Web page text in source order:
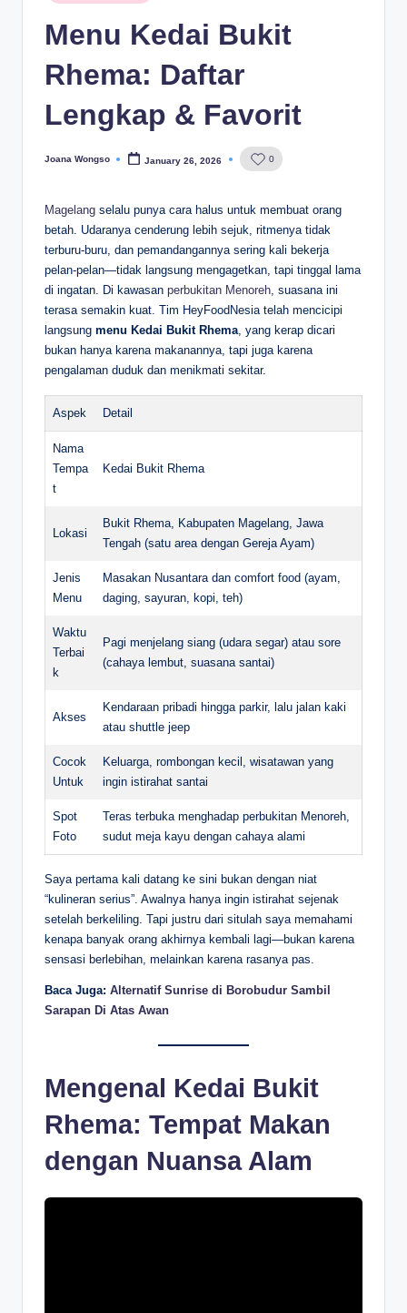
Menu Kedai Bukit
Rhema: Daftar
Lengkap & Favorit
Posted
Joana Wongso January 26, 2026 0
Magelang selalu punya cara halus untuk membuat orang
betah. Udaranya cenderung lebih sejuk, ritmenya tidak
terburu-buru, dan pemandangannya sering kali bekerja
pelan-pelan—tidak langsung mengagetkan, tapi tinggal lama
di ingatan. Di kawasan perbukitan Menoreh, suasana ini
terasa semakin kuat. Tim HeyFoodNesia telah mencicipi
langsung menu Kedai Bukit Rhema, yang kerap dicari
bukan hanya karena makanannya, tapi juga karena
pengalaman duduk dan menikmati sekitar.
Aspek Detail
Nama
Tempa
t
Kedai Bukit Rhema
Lokasi
Bukit Rhema, Kabupaten Magelang, Jawa
Tengah (satu area dengan Gereja Ayam)
Jenis
Menu
Masakan Nusantara dan comfort food (ayam,
daging, sayuran, kopi, teh)
Waktu
Terbai
k
Pagi menjelang siang (udara segar) atau sore
(cahaya lembut, suasana santai)
Akses
Kendaraan pribadi hingga parkir, lalu jalan kaki
atau shuttle jeep
Cocok
Untuk
Keluarga, rombongan kecil, wisatawan yang
ingin istirahat santai
Spot
Foto
Teras terbuka menghadap perbukitan Menoreh,
sudut meja kayu dengan cahaya alami
Saya pertama kali datang ke sini bukan dengan niat
“kulineran serius”. Awalnya hanya ingin istirahat sejenak
setelah berkeliling. Tapi justru dari situlah saya memahami
kenapa banyak orang akhirnya kembali lagi—bukan karena
sensasi berlebihan, melainkan karena rasanya pas.
Baca Juga: Alternatif Sunrise di Borobudur Sambil
Sarapan Di Atas Awan
Mengenal Kedai Bukit
Rhema: Tempat Makan
dengan Nuansa Alam